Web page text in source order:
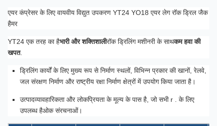
एयर कंप्रेसर के लिए वायवीय विद्युत उपकरण YT24 YO18 एयर लेग रॉक ड्रिल जैक
हैमर
YT24 एक तरह का हैभारी और शक्तिशालीरॉक ड्रिलिंग मशीनरी के साथकम हवा की
खपत.
ड्रिलिंग कार्यों के लिए मुख्य रूप से निर्माण स्थलों, विभिन्न प्रकार की खानों, रेलवे,
जल संरक्षण निर्माण और राष्ट्रीय रक्षा निर्माण क्षेत्रों में उपयोग किया जाता है।
उत्पादव्यावहारिकता और लोकप्रियता के मूल्य के पास है, जो सभी r . के लिए
उपलब्ध हैओक संरचनाओं।